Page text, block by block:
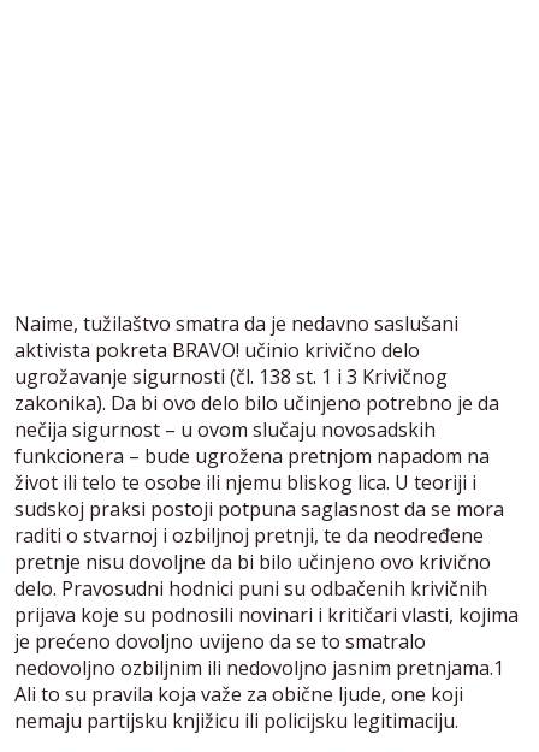
Naime, tužilaštvo smatra da je nedavno saslušani
aktivista pokreta BRAVO! učinio krivično delo
ugrožavanje sigurnosti (čl. 138 st. 1 i 3 Krivičnog
zakonika). Da bi ovo delo bilo učinjeno potrebno je da
nečija sigurnost – u ovom slučaju novosadskih
funkcionera – bude ugrožena pretnjom napadom na
život ili telo te osobe ili njemu bliskog lica. U teoriji i
sudskoj praksi postoji potpuna saglasnost da se mora
raditi o stvarnoj i ozbiljnoj pretnji, te da neodređene
pretnje nisu dovoljne da bi bilo učinjeno ovo krivično
delo. Pravosudni hodnici puni su odbačenih krivičnih
prijava koje su podnosili novinari i kritičari vlasti, kojima
je prećeno dovoljno uvijeno da se to smatralo
nedovoljno ozbiljnim ili nedovoljno jasnim pretnjama.1
Ali to su pravila koja važe za obične ljude, one koji
nemaju partijsku knjižicu ili policijsku legitimaciju.